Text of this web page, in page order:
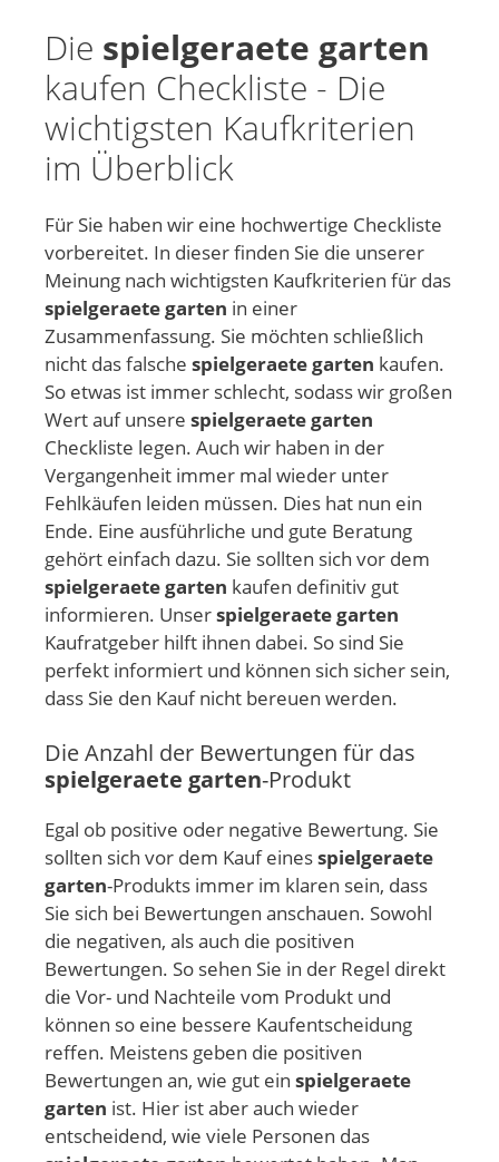
Die spielgeraete garten
kaufen Checkliste - Die
wichtigsten Kaufkriterien
im Überblick
Für Sie haben wir eine hochwertige Checkliste
vorbereitet. In dieser finden Sie die unserer
Meinung nach wichtigsten Kaufkriterien für das
spielgeraete garten in einer
Zusammenfassung. Sie möchten schließlich
nicht das falsche spielgeraete garten kaufen.
So etwas ist immer schlecht, sodass wir großen
Wert auf unsere spielgeraete garten
Checkliste legen. Auch wir haben in der
Vergangenheit immer mal wieder unter
Fehlkäufen leiden müssen. Dies hat nun ein
Ende. Eine ausführliche und gute Beratung
gehört einfach dazu. Sie sollten sich vor dem
spielgeraete garten kaufen definitiv gut
informieren. Unserspielgeraete garten
Kaufratgeber hilft ihnen dabei. So sind Sie
perfekt informiert und können sich sicher sein,
dass Sie den Kauf nicht bereuen werden.
Die Anzahl der Bewertungen für das
spielgeraete garten-Produkt
Egal ob positive oder negative Bewertung. Sie
sollten sich vor dem Kauf einesspielgeraete
garten-Produkts immer im klaren sein, dass
Sie sich bei Bewertungen anschauen. Sowohl
die negativen, als auch die positiven
Bewertungen. So sehen Sie in der Regel direkt
die Vor- und Nachteile vom Produkt und
können so eine bessere Kaufentscheidung
reffen. Meistens geben die positiven
Bewertungen an, wie gut ein spielgeraete
garten ist. Hier ist aber auch wieder
entscheidend, wie viele Personen das